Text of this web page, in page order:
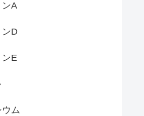
ンA
ンD
ンE
ウム